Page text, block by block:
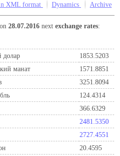
XML format Dynamics Archive
28.07.2016 nextexchange rates:
долар
1853.5203
манат
1571.8851
3251.8094
124.4314
366.6329
2481.5350
2727.4551
20.4595